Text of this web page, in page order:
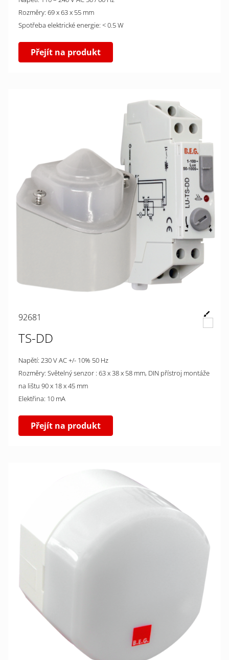
Rozměry: 69 x 63 x 55 mm
Spotřeba elektrické energie: < 0.5 W
Přejít na produkt
92681
TS-DD
Napětí: 230 V AC +/- 10% 50 Hz
Rozměry: Světelný senzor : 63 x 38 x 58 mm, DIN přístroj montáže
na lištu 90 x 18 x 45 mm
Elektřina: 10 mA
Přejít na produkt